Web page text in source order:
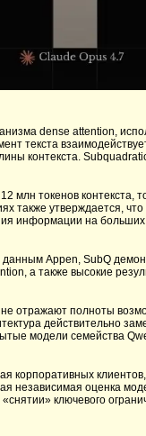
dense attention,
текста
контекста.
млн токенов контекста,
также утверждается,
информации на
Appen, SubQ
а также высокие
отражают полноты
действительно
модели семейства
корпоративных
независимая оценка
ключевого